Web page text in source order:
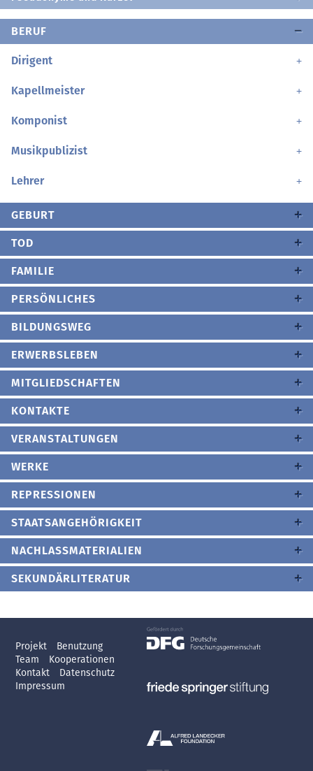
BERUF
Dirigent
Kapellmeister
Komponist
Musikpublizist
Lehrer
GEBURT
TOD
FAMILIE
PERSÖNLICHES
BILDUNGSWEG
ERWERBSLEBEN
MITGLIEDSCHAFTEN
KONTAKTE
VERANSTALTUNGEN
WERKE
REPRESSIONEN
STAATSANGEHÖRIGKEIT
NACHLASSMATERIALIEN
SEKUNDÄRLITERATUR
Projekt
Benutzung
Team
Kooperationen
Kontakt
Datenschutz
Impressum